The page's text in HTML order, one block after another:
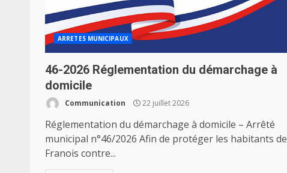
ARRETES MUNICIPAUX
46-2026 Réglementation du démarchage à
domicile
Communication 22 juillet 2026
Réglementation du démarchage à domicile – Arrêté
municipal n°46/2026 Afin de protéger les habitants de
Franois contre...